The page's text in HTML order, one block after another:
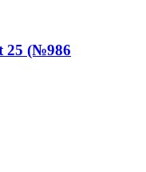
25 (№986